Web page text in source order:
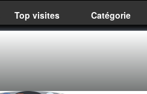
Top visites Catégorie